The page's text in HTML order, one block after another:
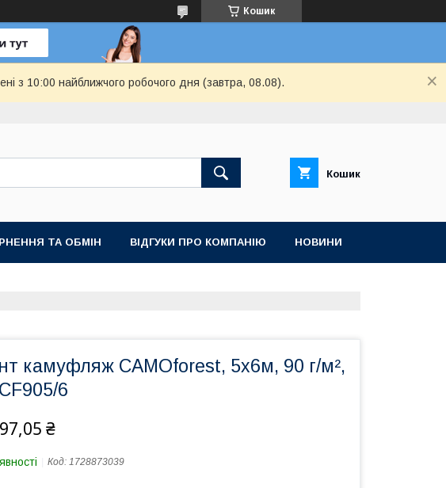
Кошик
з 10:00 найближчого робочого дня (завтра, 08.08).
Кошик
ТА ОБМІН ВІДГУКИ ПРО КОМПАНІЮ НОВИНИ
камуфляж CAMOforest, 5х6м, 90 г/м²,
6
₴
Код: 1728873039